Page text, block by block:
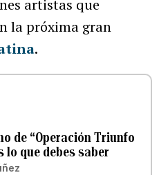
artistas que
la próxima gran
.
de “Operación Triunfo
lo que debes saber